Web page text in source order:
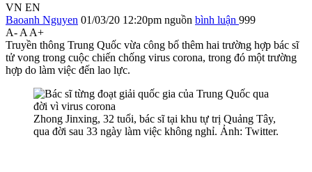
VN EN
Baoanh Nguyen 01/03/20 12:20pm nguồn bình luận 999
A- A A+
Truyền thông Trung Quốc vừa công bố thêm hai trường hợp bác sĩ
t‌ử von‌g trong cuộc chiến chống virus corona, trong đó một trường
hợp do làm việc đến lao lực.
Zhong Jinxing, 32 tuổi, bác sĩ tại khu tự trị Quảng Tây,
qua đời sau 33 ngày làm việc không nghỉ. Ảnh: Twitter.